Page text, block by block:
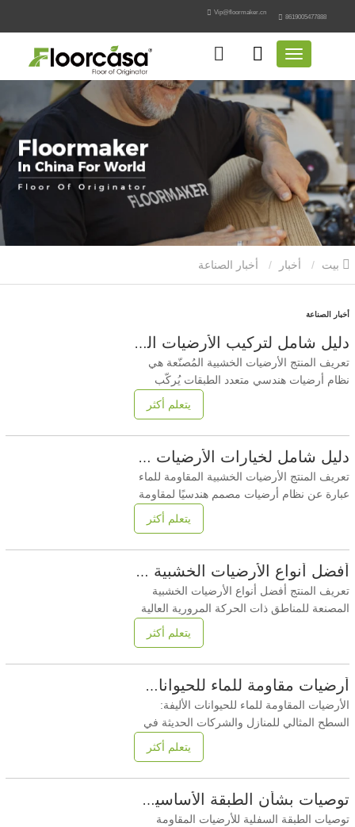
8619005477888
Vip@floormaker.cn
أخبار
أخبار الصناعة
دليل شامل لتركيب الأرضيات الخشبية المصفحة: دليل خطوة بخطوة مع معلومات فنية
تعريف المنتج الأرضيات الخشبية المُصنّعة هي
نظام أرضيات هندسي متعدد الطبقات يُركّب
باستخدام طرق التركيب العائم أو بنظام
التعشيق دون تثبيت دائم. يضمن دليل شامل
الهيكلي، والتحكم في الأبعاد، والأداء طويل الأمد
من خلال مواءمة خصائص المواد، وظروف
الأرضية
يتعلم أكثر
دليل شامل لخيارات الأرضيات الخشبية المقاومة للماء: المواد والمعايير ونصائح التثبيت
تعريف المنتج الأرضيات الخشبية المقاومة للماء
عبارة عن نظام أرضيات مصمم هندسيًا لمقاومة
اختراق المياه السطحية والتشوه المرتبط
بالرطوبة من خلال المواد الأساسية المحسنة
الواقية، مما يجعلها مناسبة لكل من البيئات
السكنية والتجارية الخفيفة إلى الثقيلة حيث
الأرضيات
يتعلم أكثر
أفضل أنواع الأرضيات الخشبية المصنعة للمناطق ذات الحركة المرورية العالية
تعريف المنتج أفضل أنواع الأرضيات الخشبية
المصنعة للمناطق ذات الحركة المرورية العالية
هي تلك المصممة هندسيًا لتحمل حركة المرور
الكثيفة والأحمال المتدحرجة والتآكل على المدى
عالية الكثافة، وطبقات مقاومة للتآكل، وأنظمة
تثبيت دقيقة لتوفير المتانة والثبات في
يتعلم أكثر
أرضيات مقاومة للماء للحيوانات الأليفة
الأرضيات المقاومة للماء للحيوانات الأليفة:
السطح المثالي للمنازل والشركات الحديثة في
سوق الأرضيات العالمية اليوم،أرضيات مقاومة
للماء للحيوانات الأليفةتطورت الأرضيات من
تزايد امتلاك الحيوانات الأليفة عالميًا، يُعطي كلٌّ
من مالكي المنازل ومديري المرافق التجارية
يتعلم أكثر
توصيات بشأن الطبقة الأساسية للأرضيات المقاومة للماء
توصيات الطبقة السفلية للأرضيات المقاومة